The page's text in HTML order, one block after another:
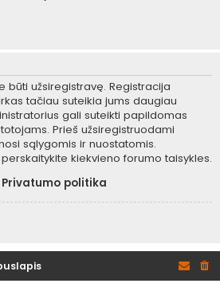
būti užsiregistravę. Registracija
tačiau suteikia jums daugiau
gali suteikti papildomas
Prieš užsiregistruodami
sąlygomis ir nuostatomis.
kiekvieno forumo taisykles.
Privatumo politika